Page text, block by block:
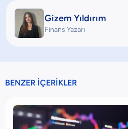
Gizem Yıldırım
Finans Yazarı
BENZER İÇERİKLER